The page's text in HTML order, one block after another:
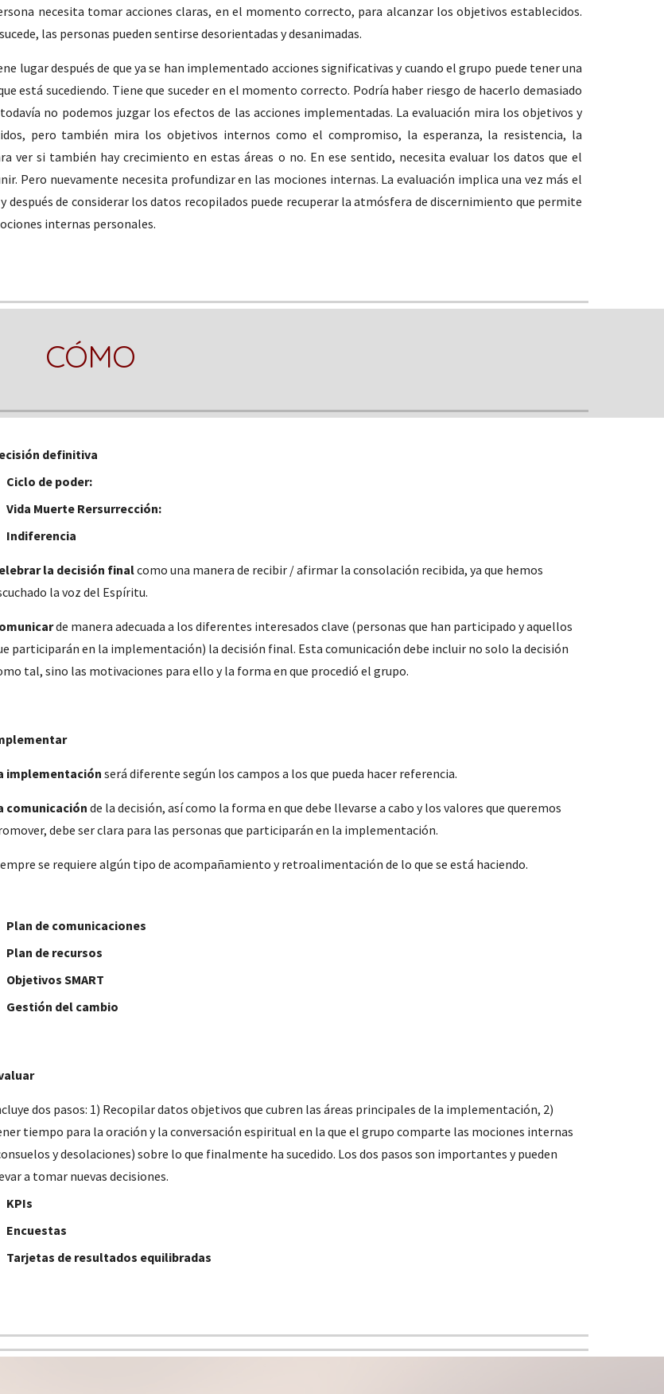
necesita tomar acciones claras, en el momento correcto, para alcanzar los objetivos establecidos.
las personas pueden sentirse desorientadas y desanimadas.
lugar después de que ya se han implementado acciones significativas y cuando el grupo puede tener una
está sucediendo. Tiene que suceder en el momento correcto. Podría haber riesgo de hacerlo demasiado
no podemos juzgar los efectos de las acciones implementadas. La evaluación mira los objetivos y
pero también mira los objetivos internos como el compromiso, la esperanza, la resistencia, la
ver si también hay crecimiento en estas áreas o no. En ese sentido, necesita evaluar los datos que el
Pero nuevamente necesita profundizar en las mociones internas. La evaluación implica una vez más el
después de considerar los datos recopilados puede recuperar la atmósfera de discernimiento que permite
internas personales.
CÓMO
definitiva
Ciclo de poder:
Vida Muerte Rersurrección:
Indiferencia
la decisión final como una manera de recibir / afirmar la consolación recibida, ya que hemos
la voz del Espíritu.
de manera adecuada a los diferentes interesados clave ​​(personas que han participado y aquellos
participarán en la implementación) la decisión final. Esta comunicación debe incluir no solo la decisión
tal, sino las motivaciones para ello y la forma en que procedió el grupo.
implementación será diferente según los campos a los que pueda hacer referencia.
comunicación de la decisión, así como la forma en que debe llevarse a cabo y los valores que queremos
debe ser clara para las personas que participarán en la implementación.
se requiere algún tipo de acompañamiento y retroalimentación de lo que se está haciendo.
Plan de comunicaciones
Plan de recursos
Objetivos SMART
Gestión del cambio
dos pasos: 1) Recopilar datos objetivos que cubren las áreas principales de la implementación, 2)
tiempo para la oración y la conversación espiritual en la que el grupo comparte las mociones internas
y desolaciones) sobre lo que finalmente ha sucedido. Los dos pasos son importantes y pueden
a tomar nuevas decisiones.
KPIs
Encuestas
Tarjetas de resultados equilibradas